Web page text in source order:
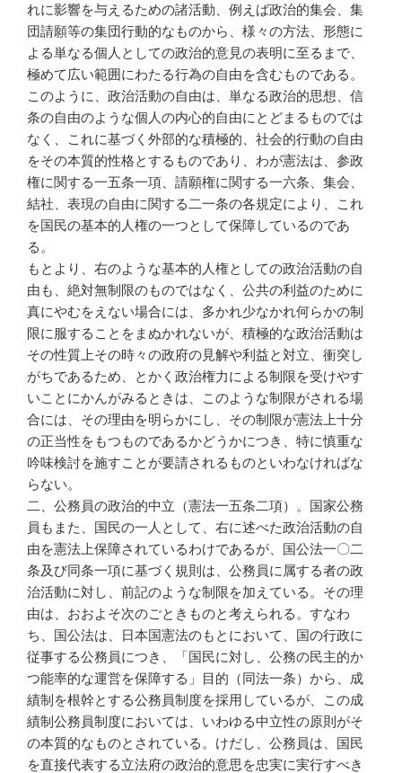
れに影響を与えるための諸活動、例えば政治的集会、集
団請願等の集団行動的なものから、様々の方法、形態に
よる単なる個人としての政治的意見の表明に至るまで、
極めて広い範囲にわたる行為の自由を含むものである。
このように、政治活動の自由は、単なる政治的思想、信
条の自由のような個人の内心的自由にとどまるものでは
なく、これに基づく外部的な積極的、社会的行動の自由
をその本質的性格とするものであり、わが憲法は、参政
権に関する一五条一項、請願権に関する一六条、集会、
結社、表現の自由に関する二一条の各規定により、これ
を国民の基本的人権の一つとして保障しているのであ
る。
もとより、右のような基本的人権としての政治活動の自
由も、絶対無制限のものではなく、公共の利益のために
真にやむをえない場合には、多かれ少なかれ何らかの制
限に服することをまぬかれないが、積極的な政治活動は
その性質上その時々の政府の見解や利益と対立、衝突し
がちであるため、とかく政治権力による制限を受けやす
いことにかんがみるときは、このような制限がされる場
合には、その理由を明らかにし、その制限が憲法上十分
の正当性をもつものであるかどうかにつき、特に慎重な
吟味検討を施すことが要請されるものといわなければな
らない。
二、公務員の政治的中立（憲法一五条二項）。国家公務
員もまた、国民の一人として、右に述べた政治活動の自
由を憲法上保障されているわけであるが、国公法一〇二
条及び同条一項に基づく規則は、公務員に属する者の政
治活動に対し、前記のような制限を加えている。その理
由は、おおよそ次のごときものと考えられる。すなわ
ち、国公法は、日本国憲法のもとにおいて、国の行政に
従事する公務員につき、「国民に対し、公務の民主的か
つ能率的な運営を保障する」目的（同法一条）から、成
績制を根幹とする公務員制度を採用しているが、この成
績制公務員制度においては、いわゆる中立性の原則がそ
の本質的なものとされている。けだし、公務員は、国民
を直接代表する立法府の政治的意思を忠実に実行すべき